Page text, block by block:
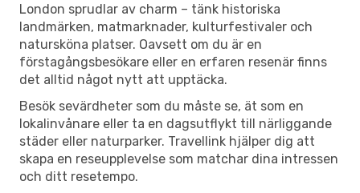
London sprudlar av charm – tänk historiska
landmärken, matmarknader, kulturfestivaler och
natursköna platser. Oavsett om du är en
förstagångsbesökare eller en erfaren resenär finns
det alltid något nytt att upptäcka.
Besök sevärdheter som du måste se, ät som en
lokalinvånare eller ta en dagsutflykt till närliggande
städer eller naturparker. Travellink hjälper dig att
skapa en reseupplevelse som matchar dina intressen
och ditt resetempo.